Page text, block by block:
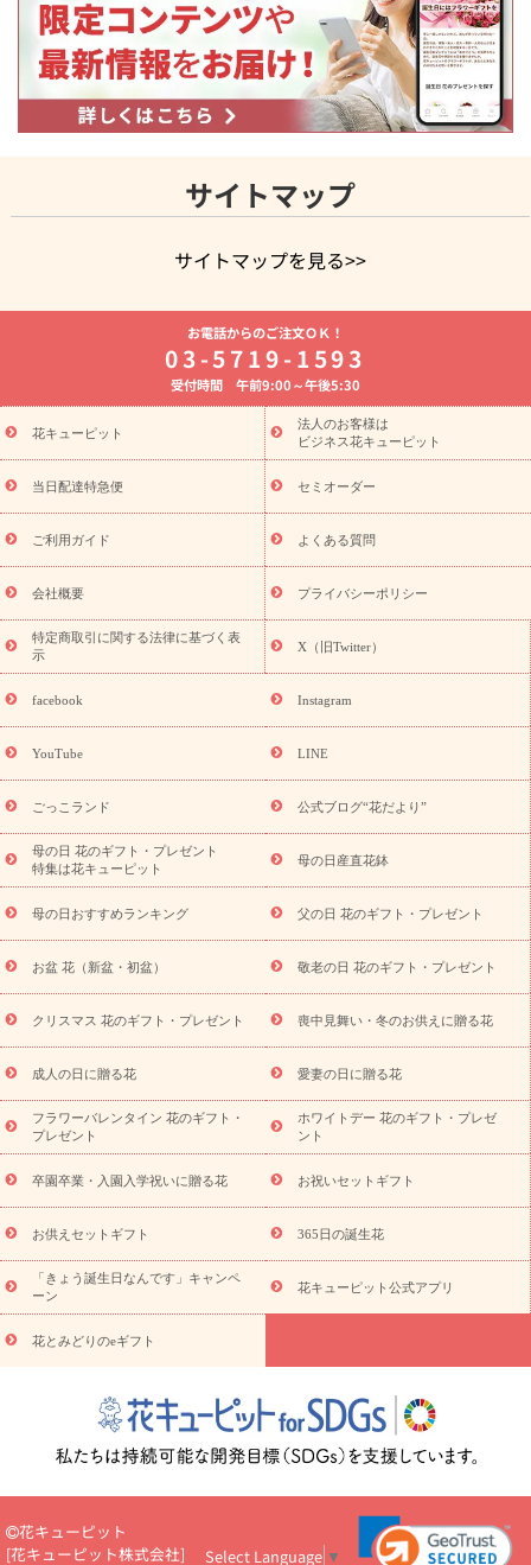
サイトマップ
サイトマップを見る>>
よく贈られる花
お祝いの花特集
誕生日フラワーギフト特集
8月の誕生花(トルコキキョウ)
開店・開業祝い
お供え・お悔やみ お供え・お悔やみの花
通夜・葬儀に贈る花 胡蝶蘭・花鉢
ーブドフラワー
季節のイベント
ひまわり ギフト・プレゼント
特集
お盆 花（新盆・初盆） 季節のイベント
お盆 花（新
盆・初盆）
お盆 花（新盆・初盆）
お盆・お供え 花とセットギ
フト
お盆・お供え プリザーブドフラワー
ひまわり ギフト・プ
レゼント特集
夏の花贈り・お中元・暑中見舞い 花のギフト特集
敬老の日におくる花ギフト・プレゼント特集
花ギフト・プレゼント特集
敬老の日 花のおすすめランキング
敬
老の日 花鉢植えのギフト・プレゼント特集
敬老の日 花とセットギ
フト・プレゼント特集
敬老の日の花 全てのギフト一覧
キャン
ペーン
映画『ウォーターガーディアンズ』コラボキャンペーン
「きょう誕生日なんです」キャンペーン
誕生日の花を探す
誕生日フラワーギフト 誕生日フラワーギフト特集
(トルコキキョウ)
9月の誕生花(リンドウ)
ら探す
お祝いの花特集 当日配達特急便 お祝い商品一覧
念日
結婚祝い 出産祝い 退院祝い・快気祝い
寿祝い
プチギフト ペットのお祝いフラワー
供え・お悔やみ商品一覧
お供え・お悔やみの花
四十九日法要以
お供え プリザーブドフラワー
ペットのお供えフラワー
お盆（新
盆・初盆）
その他 お祝い返し お見舞い
お取り寄せギフト
ビジネス用
ご自宅用 観葉植物 ミディ胡蝶蘭
プリザーブ
ドフラワー
スタイルから探す アレンジメント 花束
スタ
ンド花
お祝い お供え・お悔やみ 胡蝶蘭 胡蝶蘭・花鉢
ディ胡蝶蘭・お祝い
ミディ胡蝶蘭・お供え
世界初の青色胡蝶蘭
観葉植物
観葉植物 産直多肉植物
プリザーブドフラワー
お祝い
お供え・お悔やみ 花とセットギフト
セミオーダー
プチギフト（hanamore -ハナモア-）
花とみどりのeギフト
キューピットのeGfit
カラー ピンク イエローオレンジ
レッ
ド
お花の種類 トルコキキョウ
お祝い お祝い・3000円～ お祝い・4000円～
お祝い・
5000円～
お祝い・7000円～ お祝い・ 10000円～
お供え・お
悔やみ
円～
お供え・お悔やみ・
読み物
いのマナー
定年退職祝いのマナー
お祝いを贈るときのマナー・
花キューピットのお祝いコラム一覧
誕生日のお花を「色
彩心理学」で選ぶ方法
結婚祝いの予算相場
出産祝いお役立ち情
ール
新築引っ越し祝いコラム お祝い花のマナー総まとめ
職
場上司や先輩へ贈るお祝い花の正解は？
開店祝いの花 選び方ガイ
お電話からのご注文ＯＫ！
03-5719-1593
受付時間 午前9:00～午後5:30
花キューピット
法人のお客様は
ビジネス花キューピット
当日配達特急便 セミオーダー
ご利用ガイド よくある質問
会社概要 プライバシーポリシー
特定商取引に関する法律に基づく表
示
X（旧Twitter）
facebook Instagram
YouTube LINE
ごっこランド 公式ブログ“花だより”
母の日 花のギフト・プレゼント
特集は花キューピット
母の日産直花鉢
母の日おすすめランキング 父の日 花のギフト・プレゼント
お盆 花（新盆・初盆） 敬老の日 花のギフト・プレゼント
クリスマス 花のギフト・プレゼント 喪中見舞い・冬のお供えに贈る花
成人の日に贈る花 愛妻の日に贈る花
フラワーバレンタイン 花のギフト・
プレゼント
ホワイトデー 花のギフト・プレゼ
ント
卒園卒業・入園入学祝いに贈る花 お祝いセットギフト
お供えセットギフト 365日の誕生花
「きょう誕生日なんです」キャンペ
ーン
花キューピット公式アプリ
花とみどりのeギフト
花キューピット
[花キューピット株式会社] Select Language ▼